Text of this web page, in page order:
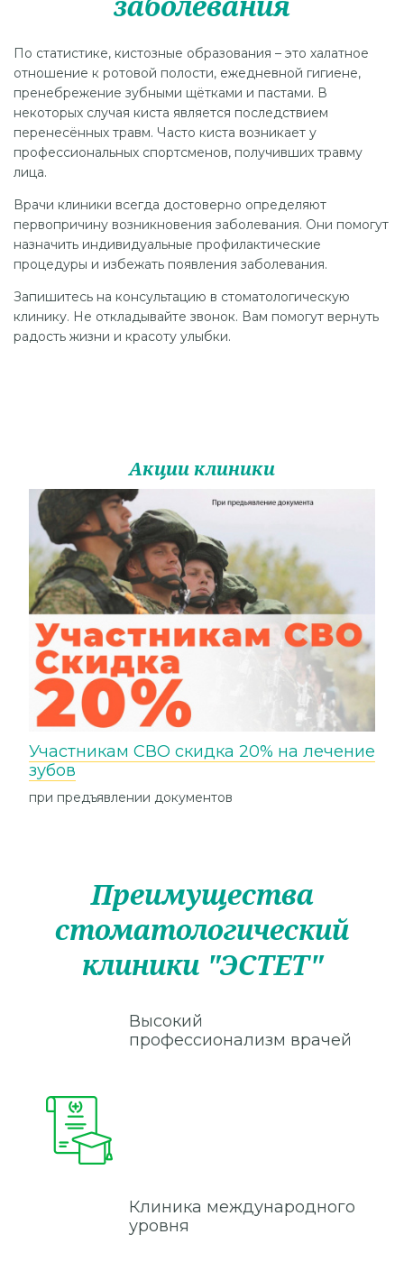
По статистике, кистозные образования – это халатное
отношение к ротовой полости, ежедневной гигиене,
пренебрежение зубными щётками и пастами. В
некоторых случая киста является последствием
перенесённых травм. Часто киста возникает у
профессиональных спортсменов, получивших травму
лица.
Врачи клиники всегда достоверно определяют
первопричину возникновения заболевания. Они помогут
назначить индивидуальные профилактические
процедуры и избежать появления заболевания.
Запишитесь на консультацию в стоматологическую
клинику. Не откладывайте звонок. Вам помогут вернуть
радость жизни и красоту улыбки.
Акции клиники
Участникам СВО скидка 20% на лечение
зубов
при предъявлении документов
Преимущества
стоматологический
клиники "ЭСТЕТ"
Высокий
профессионализм врачей
Клиника международного
уровня